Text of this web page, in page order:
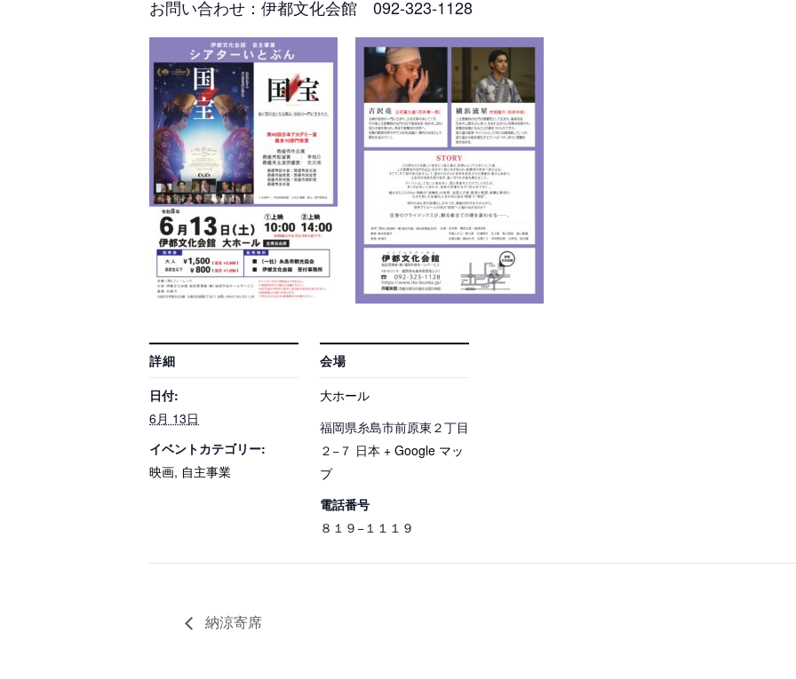
お問い合わせ：伊都文化会館 092-323-1128
詳細
日付:
6月 13日
イベントカテゴリー:
映画, 自主事業
会場
大ホール
福岡県糸島市前原東２丁目
２−７ 日本 + Google マッ
プ
電話番号
８１９−１１１９
納涼寄席